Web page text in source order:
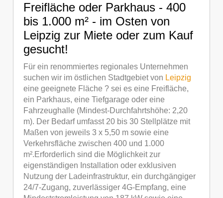
Freifläche oder Parkhaus - 400
bis 1.000 m² - im Osten von
Leipzig zur Miete oder zum Kauf
gesucht!
Für ein renommiertes regionales Unternehmen
suchen wir im östlichen Stadtgebiet von Leipzig
eine geeignete Fläche ? sei es eine Freifläche,
ein Parkhaus, eine Tiefgarage oder eine
Fahrzeughalle (Mindest-Durchfahrtshöhe: 2,20
m). Der Bedarf umfasst 20 bis 30 Stellplätze mit
Maßen von jeweils 3 x 5,50 m sowie eine
Verkehrsfläche zwischen 400 und 1.000
m².Erforderlich sind die Möglichkeit zur
eigenständigen Installation oder exklusiven
Nutzung der Ladeinfrastruktur, ein durchgängiger
24/7-Zugang, zuverlässiger 4G-Empfang, eine